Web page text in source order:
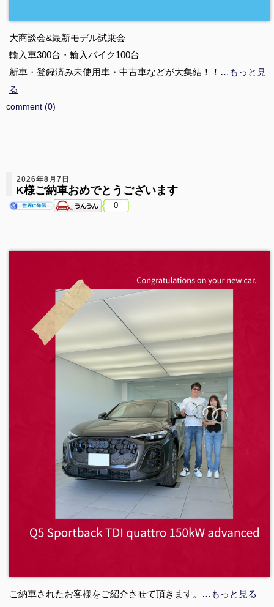
大商談会&最新モデル試乗会
輸入車300台・輸入バイク100台
新車・登録済み未使用車・中古車などが大集結！！ …もっと見
る
comment (0)
2026年8月7日
K様ご納車おめでとうございます
0
ご納車されたお客様をご紹介させて頂きます。 …もっと見る